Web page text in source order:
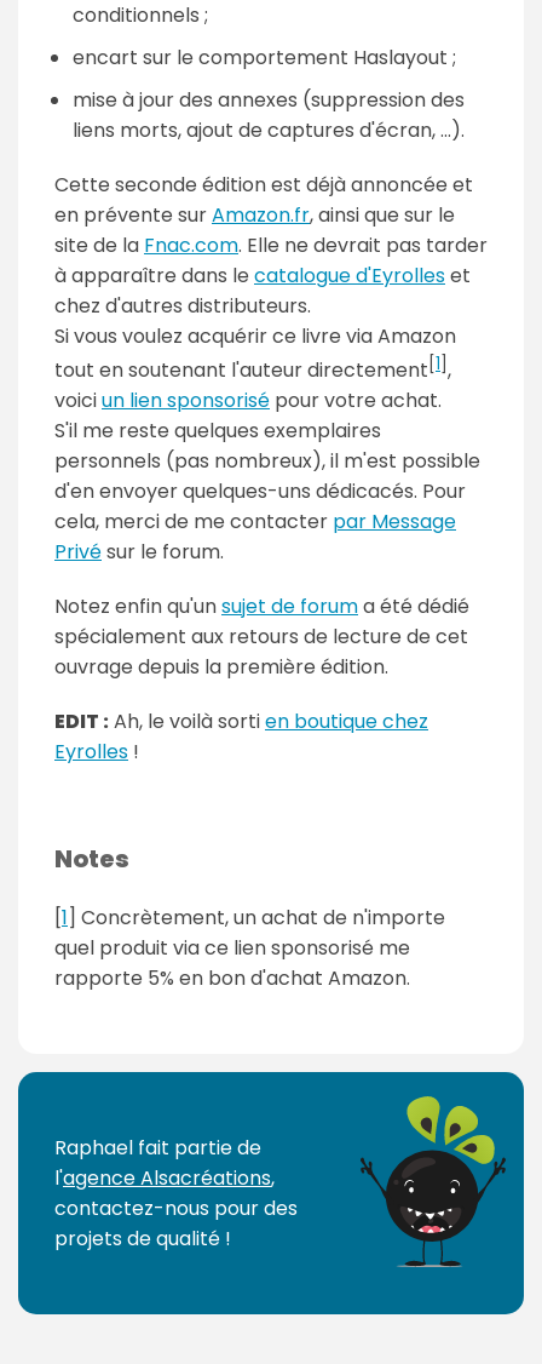
conditionnels ;
encart sur le comportement Haslayout ;
mise à jour des annexes (suppression des
liens morts, ajout de captures d'écran, ...).
Cette seconde édition est déjà annoncée et
en prévente surAmazon.fr, ainsi que sur le
site de la Fnac.com. Elle ne devrait pas tarder
à apparaître dans le catalogue d'Eyrolleset
chez d'autres distributeurs.
Si vous voulez acquérir ce livre via Amazon
tout en soutenant l'auteur directement 1 ,
voiciun lien sponsorisé pour votre achat.
S'il me reste quelques exemplaires
personnels (pas nombreux), il m'est possible
d'en envoyer quelques-uns dédicacés. Pour
cela, merci de me contacter par Message
Privésur le forum.
Notez enfin qu'unsujet de foruma été dédié
spécialement aux retours de lecture de cet
ouvrage depuis la première édition.
EDIT :Ah, le voilà sortien boutique chez
Eyrolles !
Notes
[1] Concrètement, un achat de n'importe
quel produit via ce lien sponsorisé me
rapporte 5% en bon d'achat Amazon.
Raphael fait partie de
l'agence Alsacréations,
contactez-nous pour des
projets de qualité !